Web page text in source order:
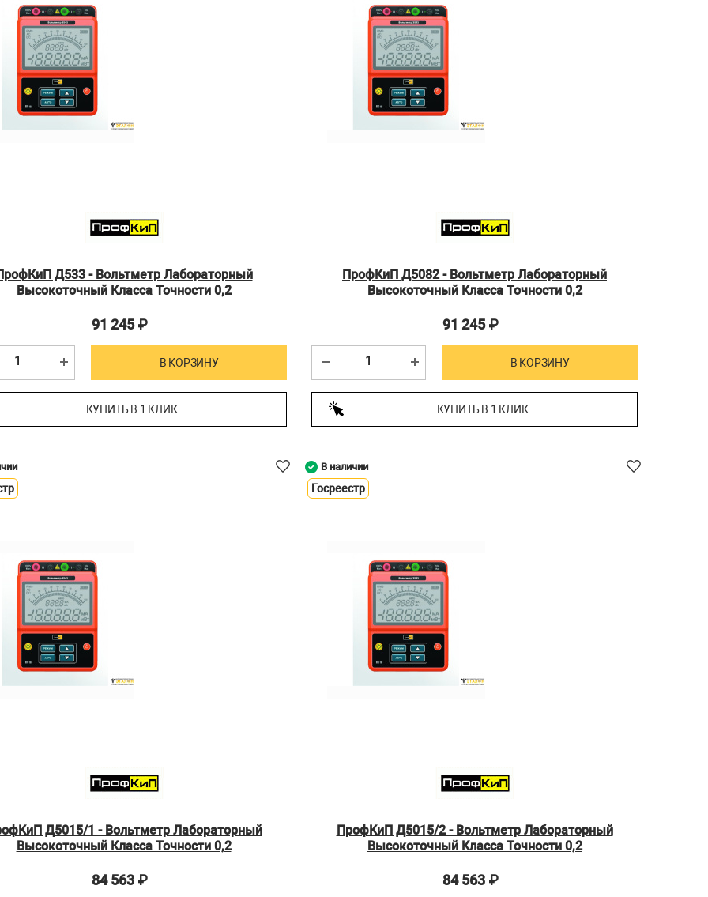
Д533 - Вольтметр Лабораторный
Высокоточный Класса Точности 0,2
91 245₽
В КОРЗИНУ
КУПИТЬ В 1 КЛИК
ПрофКиП Д5082 - Вольтметр Лабораторный
Высокоточный Класса Точности 0,2
91 245₽
В КОРЗИНУ
КУПИТЬ В 1 КЛИК
Д5015/1 - Вольтметр Лабораторный
Высокоточный Класса Точности 0,2
84 563 ₽
ПрофКиП Д5015/2 - Вольтметр Лабораторный
Высокоточный Класса Точности 0,2
84 563 ₽
В наличии
Госреестр